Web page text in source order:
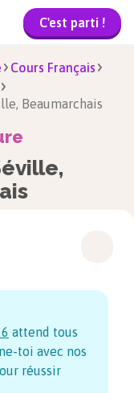
C'est parti !
Cours Français
Beaumarchais
attend tous
toi avec nos
réussir